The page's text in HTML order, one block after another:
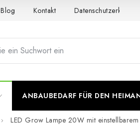
Blog Kontakt Datenschutzerklärung
ANBAUBEDARF FÜR DEN
LED Grow Lampe 20W mit